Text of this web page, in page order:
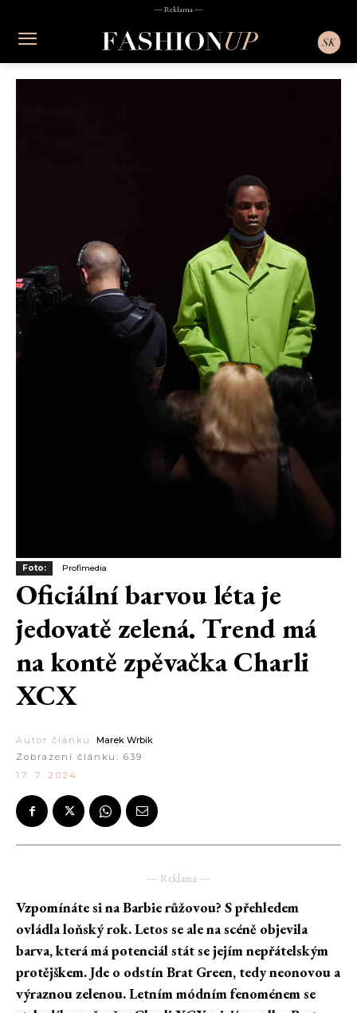
― Reklama ―
Foto: Profimedia
Oficiální barvou léta je
jedovatě zelená. Trend má
na kontě zpěvačka Charli
XCX
Autor článku: Marek Wrbik
Zobrazení článku: 639
17. 7. 2024
― Reklama ―
Vzpomínáte si na Barbie růžovou? S přehledem
ovládla loňský rok. Letos se ale na scéně objevila
barva, která má potenciál stát se jejím nepřátelským
protějškem. Jde o odstín Brat Green, tedy neonovou a
výraznou zelenou. Letním módním fenoménem se